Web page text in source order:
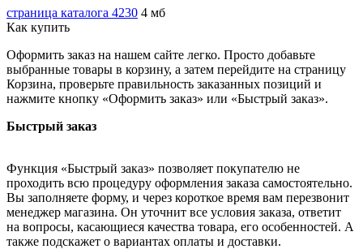
страница каталога 4230 4 мб
Как купить
Оформить заказ на нашем сайте легко. Просто добавьте
выбранные товары в корзину, а затем перейдите на страницу
Корзина, проверьте правильность заказанных позиций и
нажмите кнопку «Оформить заказ» или «Быстрый заказ».
Быстрый заказ
Функция «Быстрый заказ» позволяет покупателю не
проходить всю процедуру оформления заказа самостоятельно.
Вы заполняете форму, и через короткое время вам перезвонит
менеджер магазина. Он уточнит все условия заказа, ответит
на вопросы, касающиеся качества товара, его особенностей. А
также подскажет о вариантах оплаты и доставки.